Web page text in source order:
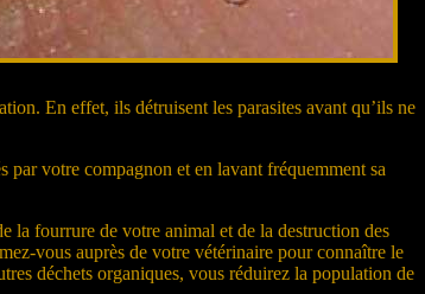
En effet, ils détruisent les parasites avant qu’ils ne
votre compagnon et en lavant fréquemment sa
la fourrure de votre animal et de la destruction des
vous auprès de votre vétérinaire pour connaître le
déchets organiques, vous réduirez la population de